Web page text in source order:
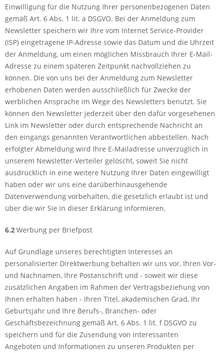
Einwilligung für die Nutzung Ihrer personenbezogenen Daten
gemäß Art. 6 Abs. 1 lit. a DSGVO. Bei der Anmeldung zum
Newsletter speichern wir Ihre vom Internet Service-Provider
(ISP) eingetragene IP-Adresse sowie das Datum und die Uhrzeit
der Anmeldung, um einen möglichen Missbrauch Ihrer E-Mail-
Adresse zu einem späteren Zeitpunkt nachvollziehen zu
können. Die von uns bei der Anmeldung zum Newsletter
erhobenen Daten werden ausschließlich für Zwecke der
werblichen Ansprache im Wege des Newsletters benutzt. Sie
können den Newsletter jederzeit über den dafür vorgesehenen
Link im Newsletter oder durch entsprechende Nachricht an
den eingangs genannten Verantwortlichen abbestellen. Nach
erfolgter Abmeldung wird Ihre E-Mailadresse unverzüglich in
unserem Newsletter-Verteiler gelöscht, soweit Sie nicht
ausdrücklich in eine weitere Nutzung Ihrer Daten eingewilligt
haben oder wir uns eine darüberhinausgehende
Datenverwendung vorbehalten, die gesetzlich erlaubt ist und
über die wir Sie in dieser Erklärung informieren.
6.2Werbung per Briefpost
Auf Grundlage unseres berechtigten Interesses an
personalisierter Direktwerbung behalten wir uns vor, Ihren Vor-
und Nachnamen, Ihre Postanschrift und - soweit wir diese
zusätzlichen Angaben im Rahmen der Vertragsbeziehung von
Ihnen erhalten haben - Ihren Titel, akademischen Grad, Ihr
Geburtsjahr und Ihre Berufs-, Branchen- oder
Geschäftsbezeichnung gemäß Art. 6 Abs. 1 lit. f DSGVO zu
speichern und für die Zusendung von interessanten
Angeboten und Informationen zu unseren Produkten per